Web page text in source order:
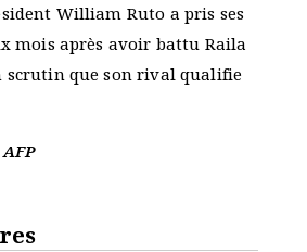
William Ruto a pris ses
mois après avoir battu Raila
scrutin que son rival qualifie